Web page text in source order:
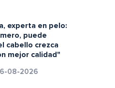
experta en pelo:
puede
cabello crezca
mejor calidad"
08-2026